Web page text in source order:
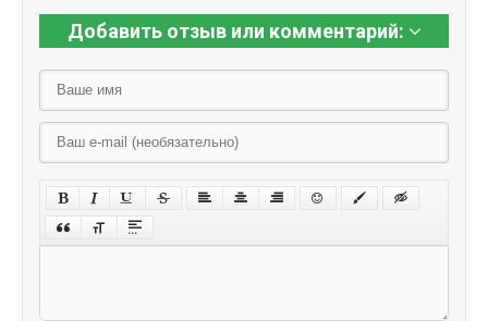
Добавить отзыв или комментарий: